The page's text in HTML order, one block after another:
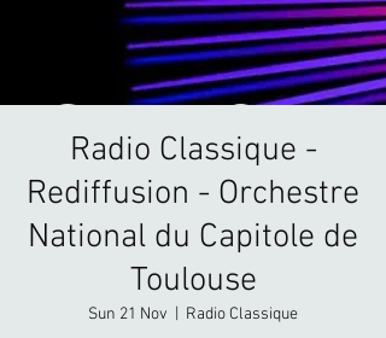
Radio Classique -
Rediffusion - Orchestre
National du Capitole de
Toulouse
Sun 21 Nov Radio Classique